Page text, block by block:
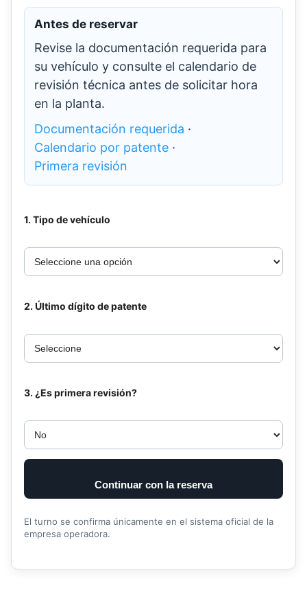
Antes de reservar
Revise la documentación requerida para
su vehículo y consulte el calendario de
revisión técnica antes de solicitar hora
en la planta.
Documentación requerida ·
Calendario por patente ·
Primera revisión
1. Tipo de vehículo
2. Último dígito de patente
3. ¿Es primera revisión?
Continuar con la reserva
El turno se confirma únicamente en el sistema oficial de la
empresa operadora.